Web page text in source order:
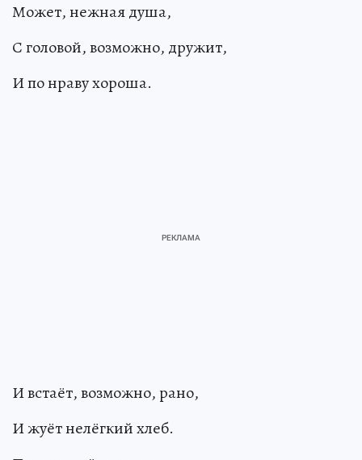
Может, нежная душа,
С головой, возможно, дружит,
И по нраву хороша.
И встаёт, возможно, рано,
И жуёт нелёгкий хлеб.